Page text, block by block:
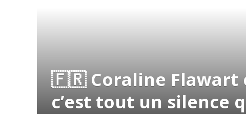
🇫🇷 Coraline Flawart
c’est tout un silence